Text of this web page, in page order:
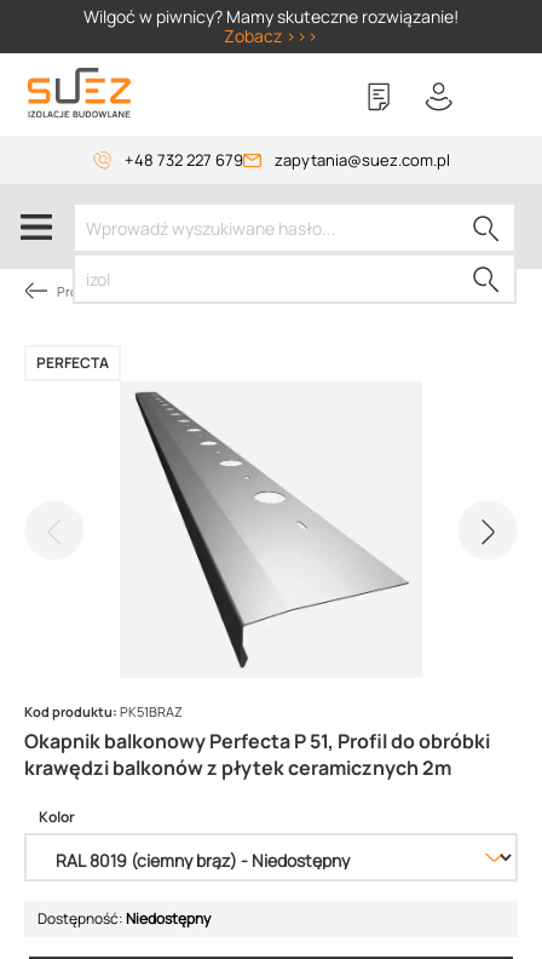
Wilgoć w piwnicy? Mamy skuteczne rozwiązanie!
Zobacz >>>
+48 732 227 679 zapytania@suez.com.pl
Profile okapowe na taras / profil balkonowy okapowy
Okapnik balkonowy Perfecta P 51, Profil do obróbki
krawędzi balkonów z płytek ceramicznych 2m
PERFECTA
Kod produktu: PK51BRAZ
Kolor
Dostępność:Niedostępny